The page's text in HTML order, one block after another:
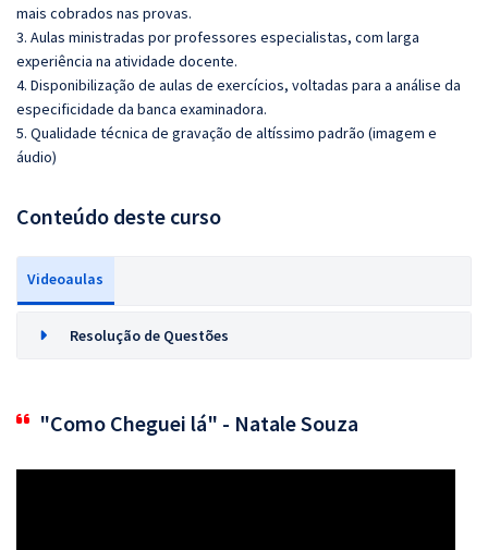
mais cobrados nas provas.
3. Aulas ministradas por professores especialistas, com larga
experiência na atividade docente.
4. Disponibilização de aulas de exercícios, voltadas para a análise da
especificidade da banca examinadora.
5. Qualidade técnica de gravação de altíssimo padrão (imagem e
áudio)
Conteúdo deste curso
Videoaulas
Resolução de Questões
"Como Cheguei lá" - Natale Souza